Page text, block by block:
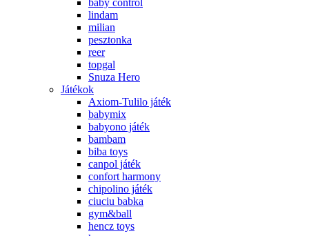
baby control
lindam
milian
pesztonka
reer
topgal
Snuza Hero
Játékok
Axiom-Tulilo játék
babymix
babyono játék
bambam
biba toys
canpol játék
confort harmony
chipolino játék
ciuciu babka
gym&ball
hencz toys